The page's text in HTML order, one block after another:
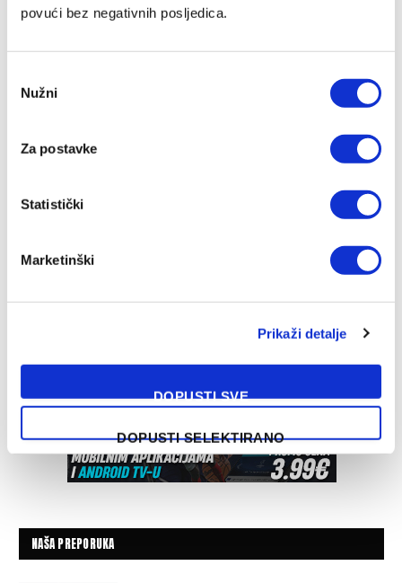
povući bez negativnih posljedica.
Selection
Nužni
Za postavke
Statistički
Marketinški
Prikaži detalje
DOPUSTI SVE
DOPUSTI SELEKTIRANO
NAŠA PREPORUKA